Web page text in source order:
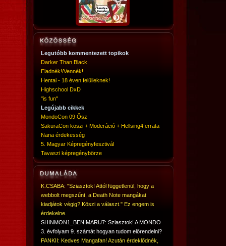
Legutóbb kommentezett topikok
Darker Than Black
Eladnék!/Vennék!
Hentai - 18 éven felülieknek!
Highschool DxD
"is fun"
Legújabb cikkek
MondoCon 09 Ősz
SakuraCon köszi + Moderáció + Hellsing4 errata
Nana érdekesség
5. Magyar Képregényfesztivál
Tavaszi képregénybörze
K.CSABA: "Sziasztok! Attól függetlenül, hogy a
webbolt megszűnt, a Death Note mangákat
kiadjátok végig? Köszi a választ." Ez engem is
érdekelne.
SHINMON1_BENIMARU7: Sziasztok! A MONDO
3. évfolyam 9. számát hogyan tudom előrendelni?
PANKII: Kedves Mangafan! Azután érdeklődnék,